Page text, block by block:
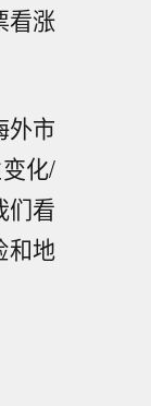
看涨
外市
化/
们看
和地